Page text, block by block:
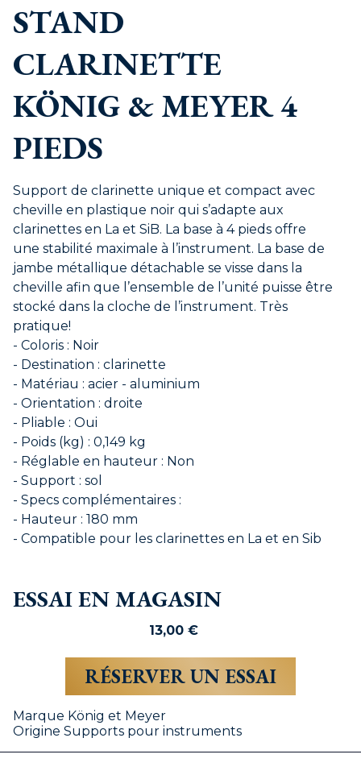
STAND
CLARINETTE
KÖNIG & MEYER 4
PIEDS
Support de clarinette unique et compact avec
cheville en plastique noir qui s’adapte aux
clarinettes en La et SiB. La base à 4 pieds offre
une stabilité maximale à l’instrument. La base de
jambe métallique détachable se visse dans la
cheville afin que l’ensemble de l’unité puisse être
stocké dans la cloche de l’instrument. Très
pratique!
- Coloris : Noir
- Destination : clarinette
- Matériau : acier - aluminium
- Orientation : droite
- Pliable : Oui
- Poids (kg) : 0,149 kg
- Réglable en hauteur : Non
- Support : sol
- Specs complémentaires :
- Hauteur : 180 mm
- Compatible pour les clarinettes en La et en Sib
ESSAI EN MAGASIN
13,00 €
RÉSERVER UN ESSAI
Marque König et Meyer
Origine Supports pour instruments